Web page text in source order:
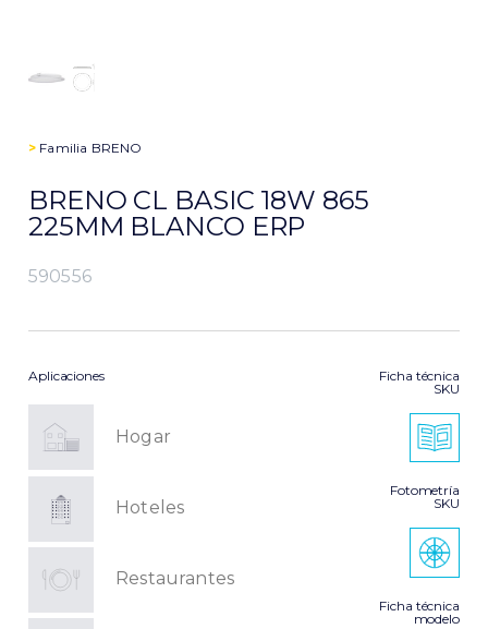
> Familia BRENO
BRENO CL BASIC 18W 865
225MM BLANCO ERP
590556
Aplicaciones
Hogar
Hoteles
Restaurantes
Ficha técnica
SKU
Fotometría
SKU
Ficha técnica
modelo